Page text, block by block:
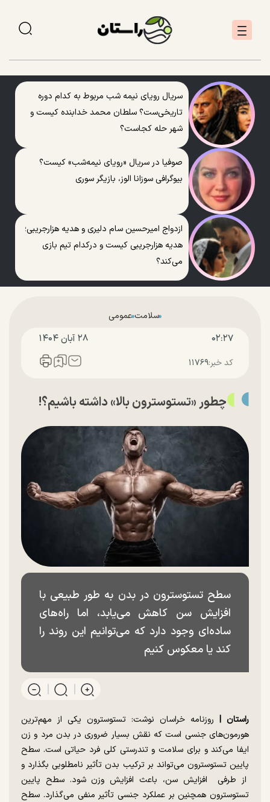
سریال رویای نیمه شب مربوط به کدام دوره
تاریخی‌ست؟ سلطان محمد خدابنده کیست و
شهر حله کجاست؟
صوفیا در سریال «رویای نیمه‌شب» کیست؟
بیوگرافی سوزانا الوز، بازیگر سوری
ازدواج امیرحسین سام دلیری و هدیه هزارجریبی؛
هدیه هزارجریبی کیست و درکدام تیم بازی
می‌کند؟
سلامت عمومی
۰۲:۲۷ ۲۸ آبان ۱۴۰۴
کد خبر:۱۱۷۶۹
چطور «تستوسترون بالا» داشته باشیم؟!
سطح تستوسترون در بدن به طور طبیعی با
افزایش سن کاهش می‌یابد، اما راه‌های
ساده‌ای وجود دارد که می‌توانیم این روند را
کند یا معکوس کنیم
راستان | روزنامه خراسان نوشت: تستوسترون یکی از مهم‌ترین
هورمون‌های جنسی است که نقش بسیار ضروری در بدن مرد و زن
ایفا می‌کند و برای سلامت و تندرستی کلی فرد حیاتی است. سطح
پایین تستوسترون می‌تواند بر ترکیب بدن تأثیر نامطلوبی بگذارد و
از طرفی افزایش سن، باعث افزایش وزن شود. سطح پایین
تستوسترون همچنین بر عملکرد جنسی تأثیر منفی می‌گذارد. سطح